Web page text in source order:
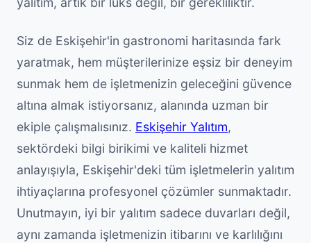
Siz de Eskişehir'in gastronomi haritasında fark
yaratmak, hem müşterilerinize eşsiz bir deneyim
sunmak hem de işletmenizin geleceğini güvence
altına almak istiyorsanız, alanında uzman bir
ekiple çalışmalısınız. Eskişehir Yalıtım,
sektördeki bilgi birikimi ve kaliteli hizmet
anlayışıyla, Eskişehir'deki tüm işletmelerin yalıtım
ihtiyaçlarına profesyonel çözümler sunmaktadır.
Unutmayın, iyi bir yalıtım sadece duvarları değil,
aynı zamanda işletmenizin itibarını ve karlılığını